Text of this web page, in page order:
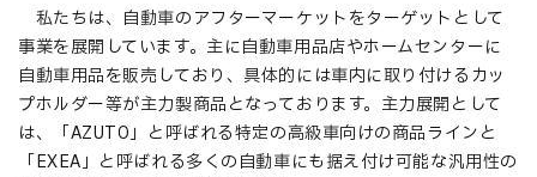
私たちは、自動車のアフターマーケットをターゲットとして
事業を展開しています。主に自動車用品店やホームセンターに
自動車用品を販売しており、具体的には車内に取り付けるカッ
プホルダー等が主力製商品となっております。主力展開として
は、「AZUTO」と呼ばれる特定の高級車向けの商品ラインと
「EXEA」と呼ばれる多くの自動車にも据え付け可能な汎用性の